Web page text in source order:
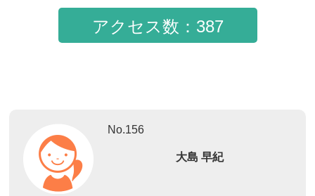
アクセス数：387
No.156
大島 早紀